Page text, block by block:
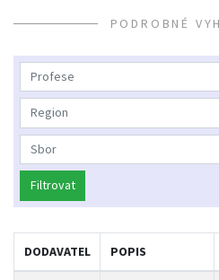
PODROBNÉ
Region
Sbor
Filtrovat
DODAVATEL POPIS